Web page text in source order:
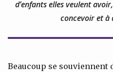
d’enfants elles veulent
concevoir et à
Beaucoup se souviennent